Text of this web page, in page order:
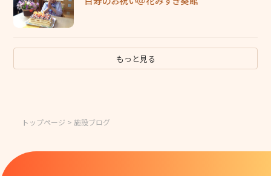
もっと見る
トップページ > 施設ブログ